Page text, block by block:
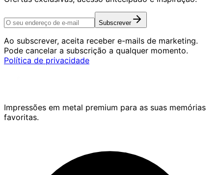
Subscrever
Ao subscrever, aceita receber e-mails de marketing.
Pode cancelar a subscrição a qualquer momento.
Política de privacidade
Impressões em metal premium para as suas memórias
favoritas.